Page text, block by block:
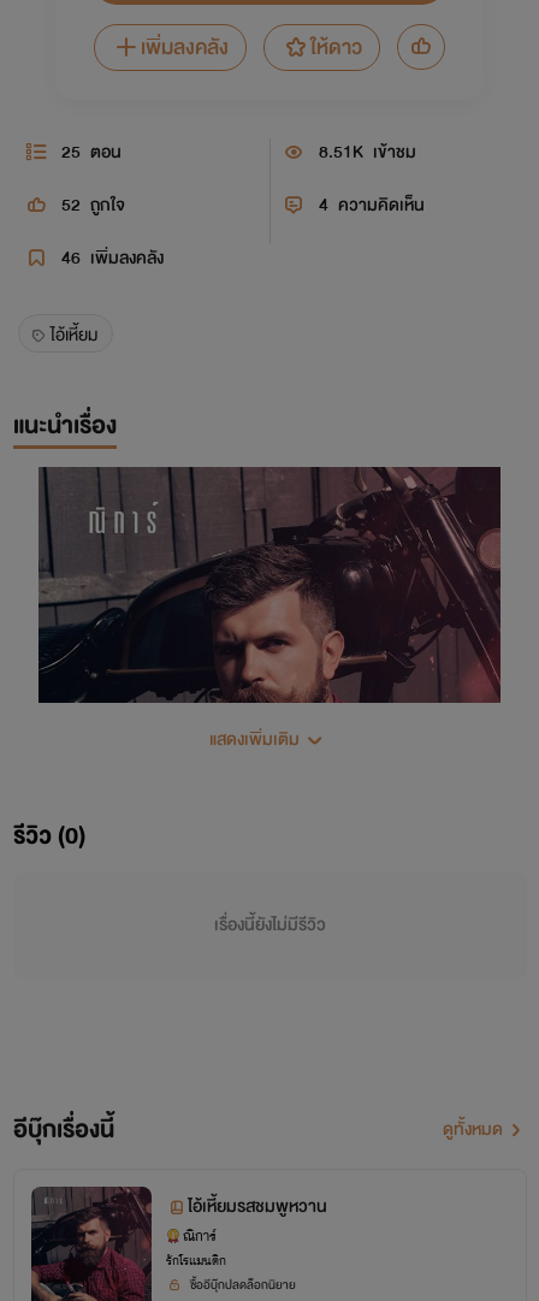
เพิ่มลงคลัง
ให้ดาว
25 ตอน 8.51K เข้าชม
52 ถูกใจ 4 ความคิดเห็น
46 เพิ่มลงคลัง
ไอ้เหี้ยม
แนะนำเรื่อง
“เสียตัวให้มันรึยัง” กัดฟันถามคนใต้ร่างแล้วจับร่างเล็กพลิกตัวขึ้น
แสดงเพิ่มเติม
รีวิว (0)
เรื่องนี้ยังไม่มีรีวิว
อีบุ๊กเรื่องนี้ ดูทั้งหมด
ไอ้เหี้ยมรสชมพูหวาน
ณิการ์
รักโรแมนติก
ซื้ออีบุ๊กปลดล็อกนิยาย